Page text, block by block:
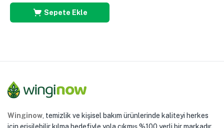
Sepete Ekle
Winginow, temizlik ve kişisel bakım ürünlerinde kaliteyi herkes